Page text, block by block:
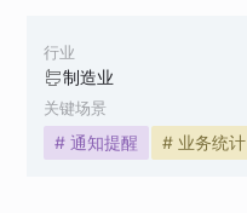
行业
制造业
关键场景
# 通知提醒 # 业务统计